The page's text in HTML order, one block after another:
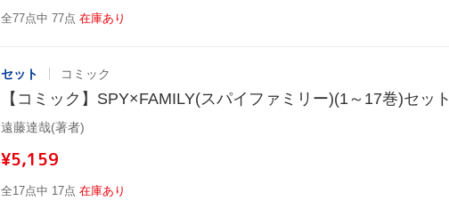
全77点中 77点 在庫あり
セット コミック
【コミック】SPY×FAMILY(スパイファミリー)(1～17巻)セット
遠藤達哉(著者)
¥5,159
全17点中 17点 在庫あり